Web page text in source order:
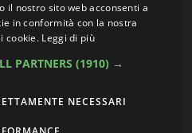
candeline per la mostra
longeva al mondo
la “rivoluzione” audio 32-bit
mirrorless Alpha?
il nostro sito web acconsenti a
in conformità con la nostra
cookie. Leggi di più
PARTNERS (1910) →
NECESSARI